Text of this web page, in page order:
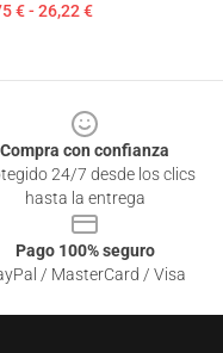
€ - 26,22 €
Compra con confianza
24/7 desde los clics
hasta la entrega
Pago 100% seguro
/ MasterCard / Visa